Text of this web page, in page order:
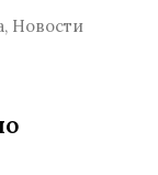
, Новости